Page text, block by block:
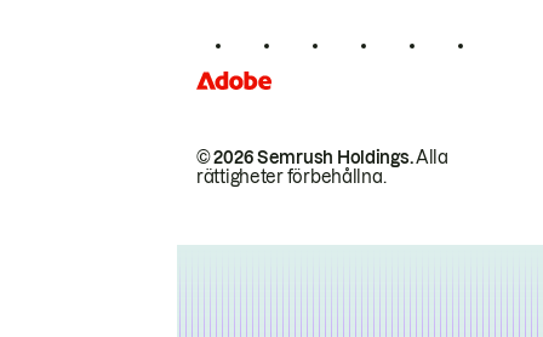
© 2026 Semrush Holdings.Alla
rättigheter förbehållna.